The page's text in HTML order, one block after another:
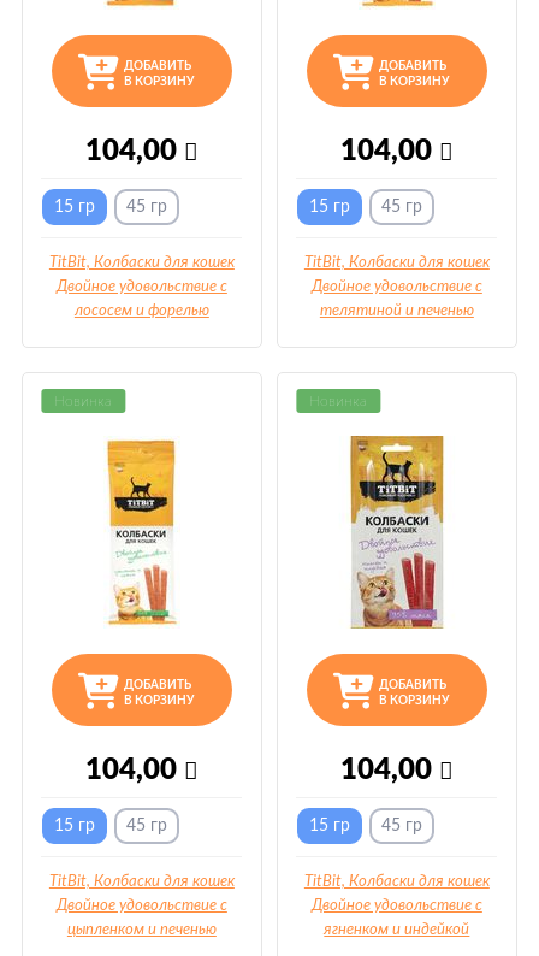
ДОБАВИТЬ
В КОРЗИНУ
104,00
15 гр 45 гр
TitBit, Колбаски для кошек
Двойное удовольствие с
лососем и форелью
ДОБАВИТЬ
В КОРЗИНУ
104,00
15 гр 45 гр
TitBit, Колбаски для кошек
Двойное удовольствие с
телятиной и печенью
Новинка
ДОБАВИТЬ
В КОРЗИНУ
104,00
15 гр 45 гр
TitBit, Колбаски для кошек
Двойное удовольствие с
цыпленком и печенью
Новинка
ДОБАВИТЬ
В КОРЗИНУ
104,00
15 гр 45 гр
TitBit, Колбаски для кошек
Двойное удовольствие с
ягненком и индейкой